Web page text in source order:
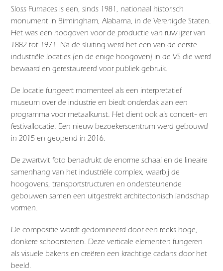
Sloss Furnaces is een, sinds 1981, nationaal historisch
monument in Birmingham, Alabama, in de Verenigde Staten.
Het was een hoogoven voor de productie van ruw ijzer van
1882 tot 1971. Na de sluiting werd het een van de eerste
industriële locaties (en de enige hoogoven) in de VS die werd
bewaard en gerestaureerd voor publiek gebruik.
De locatie fungeert momenteel als een interpretatief
museum over de industrie en biedt onderdak aan een
programma voor metaalkunst. Het dient ook als concert- en
festivallocatie. Een nieuw bezoekerscentrum werd gebouwd
in 2015 en geopend in 2016.
De zwartwit foto benadrukt de enorme schaal en de lineaire
samenhang van het industriële complex, waarbij de
hoogovens, transportstructuren en ondersteunende
gebouwen samen een uitgestrekt architectonisch landschap
vormen.
De compositie wordt gedomineerd door een reeks hoge,
donkere schoorstenen. Deze verticale elementen fungeren
als visuele bakens en creëren een krachtige cadans door het
beeld.